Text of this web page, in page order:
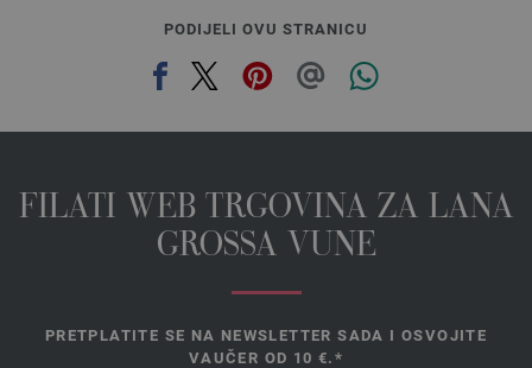
PODIJELI OVU STRANICU
FILATI WEB TRGOVINA ZA LANA
GROSSA VUNE
PRETPLATITE SE NA NEWSLETTER SADA I OSVOJITE
VAUČER OD 10 €.*